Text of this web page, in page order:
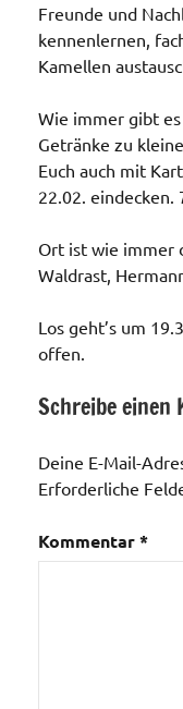
Freunde und
kennenlernen,
Kamellen
Wie immer gibt
Getränke zu
Euch auch mit
22.02. eindecken.
Ort ist wie immer
Waldrast,
Los geht’s um
offen.
Schreibe einen
Deine E-Mail-
Erforderliche
Kommentar*